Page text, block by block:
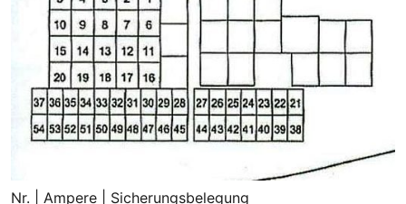
Nr. | Ampere | Sicherungsbelegung